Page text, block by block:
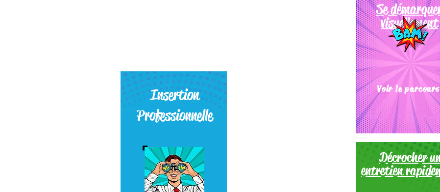
Insertion
Professionnelle
Décrocher
entretien
Se
visuellement
Voir le parcours